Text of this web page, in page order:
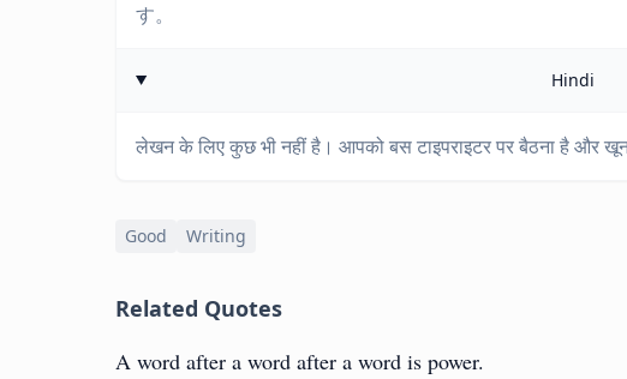
す。
Hindi
लेखन के लिए कुछ भी नहीं है। आपको बस टाइपराइटर पर बैठना है और
Good Writing
Related Quotes
A word after a word after a word is power.